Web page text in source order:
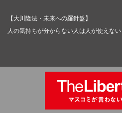
【大川隆法・未来への羅針盤】
人の気持ちが分からない人は人が使えない